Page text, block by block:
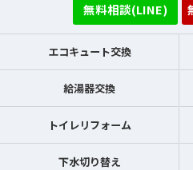
無料相談(LINE)
エコキュート交換
給湯器交換
トイレリフォーム
下水切り替え